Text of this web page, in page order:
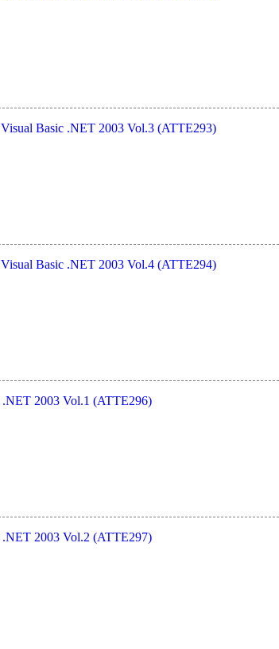
Basic .NET 2003 Vol.3 (ATTE293)
Basic .NET 2003 Vol.4 (ATTE294)
2003 Vol.1 (ATTE296)
2003 Vol.2 (ATTE297)